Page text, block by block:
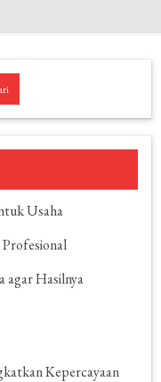
Usaha
agar Hasilnya
Kepercayaan